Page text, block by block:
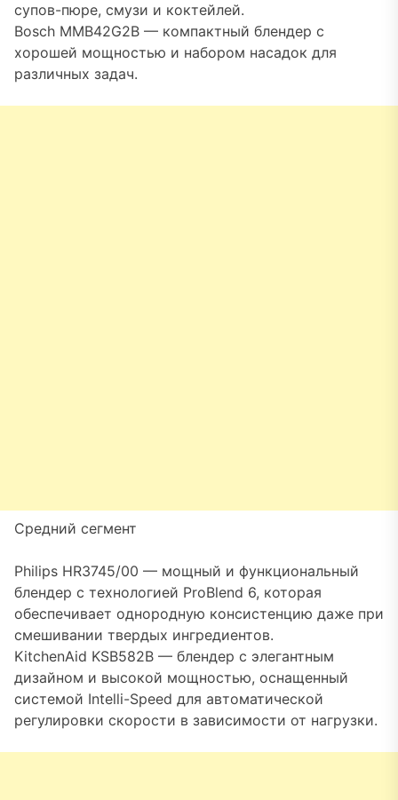
супов-пюре, смузи и коктейлей.
Bosch MMB42G2B — компактный блендер с
хорошей мощностью и набором насадок для
различных задач.
Средний сегмент
Philips HR3745/00 — мощный и функциональный
блендер с технологией ProBlend 6, которая
обеспечивает однородную консистенцию даже при
смешивании твердых ингредиентов.
KitchenAid KSB582B — блендер с элегантным
дизайном и высокой мощностью, оснащенный
системой Intelli-Speed для автоматической
регулировки скорости в зависимости от нагрузки.